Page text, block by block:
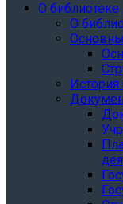
О библиотеке
О
История